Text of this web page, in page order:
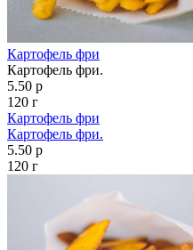
Картофель фри
Картофель фри.
5.50 р
120 г
Картофель фри
Картофель фри.
5.50 р
120 г